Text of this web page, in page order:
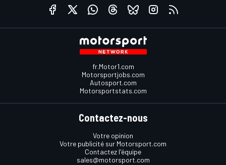
fr.Motor1.com
Motorsportjobs.com
Autosport.com
Motorsportstats.com
Contactez-nous
Votre opinion
Votre publicité sur Motorsport.com
Contactez l'équipe
sales@motorsport.com